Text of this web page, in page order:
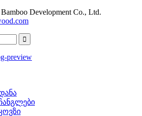
Development Co., Ltd.